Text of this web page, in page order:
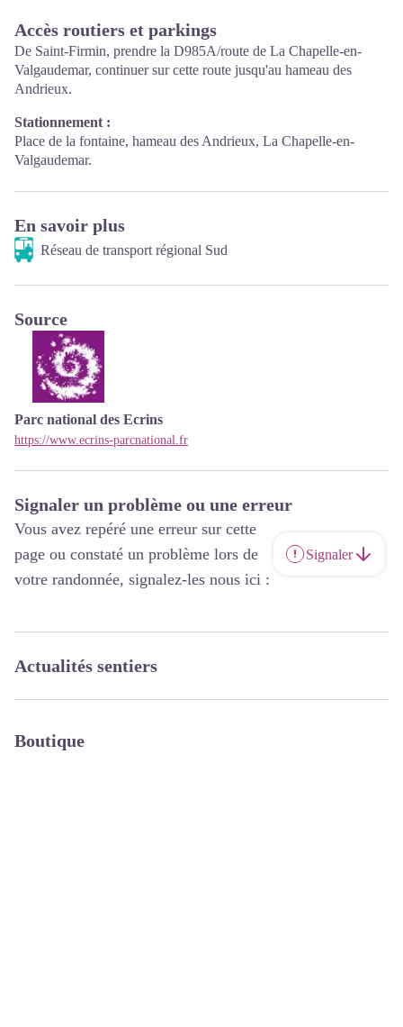
Accès routiers et parkings
De Saint-Firmin, prendre la D985A/route de La Chapelle-en-
Valgaudemar, continuer sur cette route jusqu'au hameau des
Andrieux.
Stationnement :
Place de la fontaine, hameau des Andrieux, La Chapelle-en-
Valgaudemar.
En savoir plus
Réseau de transport régional Sud
Source
Parc national des Ecrins
https://www.ecrins-parcnational.fr
Signaler un problème ou une erreur
Vous avez repéré une erreur sur cette
page ou constaté un problème lors de
votre randonnée, signalez-les nous ici :
Signaler
Actualités sentiers
Boutique